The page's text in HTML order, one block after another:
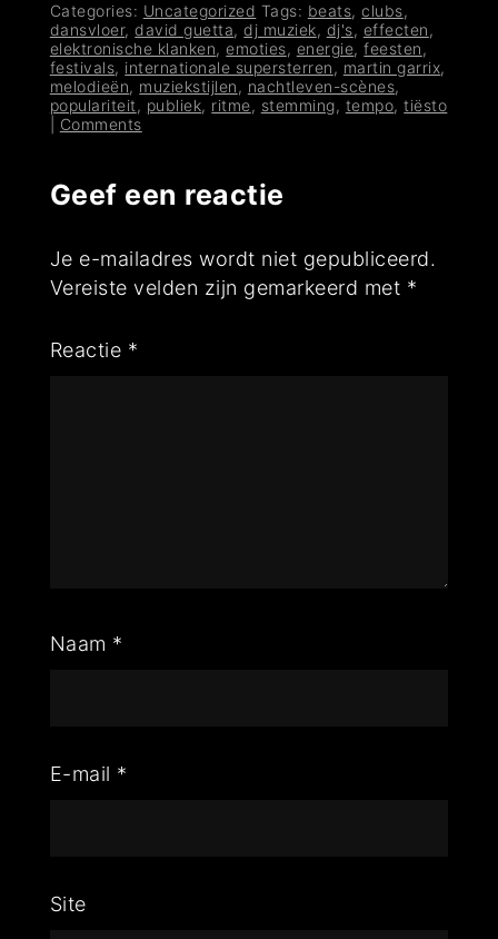
Categories: Uncategorized Tags: beats,clubs,
dansvloer,david guetta,dj muziek, dj's, effecten ,
elektronische klanken,emoties, energie,feesten ,
festivals, internationale supersterren , martin garrix,
melodieën, muziekstijlen , nachtleven-scènes,
populariteit , publiek, ritme, stemming, tempo,tiësto
Comments
Geef een reactie
Je e-mailadres wordt niet gepubliceerd.
Vereiste velden zijn gemarkeerd met *
Reactie *
Naam *
E-mail *
Site